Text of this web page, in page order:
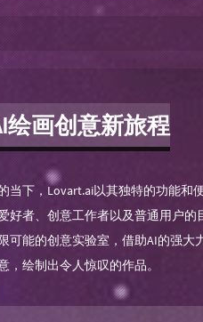
绘画创意新旅程
当下，Lovart.ai以其独特的功能和
好者、创意工作者以及普通用户的
可能的创意实验室，借助AI的强大
绘制出令人惊叹的作品。